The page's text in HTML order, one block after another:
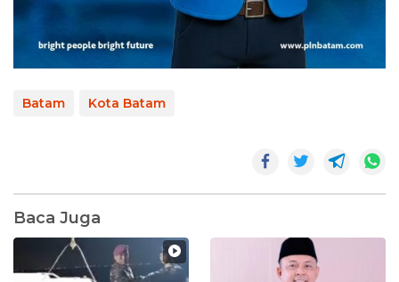
Batam Kota Batam
Baca Juga